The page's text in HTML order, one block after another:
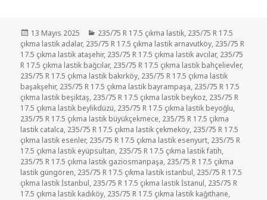
Yayın
tarihi
13 Mayıs 2025 Kategoriler
235/75 R 17.5 çıkma lastik, 235/75 R 17.5
çıkma lastik adalar, 235/75 R 17.5 çıkma lastik arnavutköy, 235/75 R
17.5 çıkma lastik ataşehir, 235/75 R 17.5 çıkma lastik avcılar, 235/75
R 17.5 çıkma lastik bağcılar, 235/75 R 17.5 çıkma lastik bahçelievler,
235/75 R 17.5 çıkma lastik bakırköy, 235/75 R 17.5 çıkma lastik
başakşehir, 235/75 R 17.5 çıkma lastik bayrampaşa, 235/75 R 17.5
çıkma lastik beşiktaş, 235/75 R 17.5 çıkma lastik beykoz, 235/75 R
17.5 çıkma lastik beylikdüzü, 235/75 R 17.5 çıkma lastik beyoğlu,
235/75 R 17.5 çıkma lastik büyükçekmece, 235/75 R 17.5 çıkma
lastik catalca, 235/75 R 17.5 çıkma lastik çekmeköy, 235/75 R 17.5
çıkma lastik esenler, 235/75 R 17.5 çıkma lastik esenyurt, 235/75 R
17.5 çıkma lastik eyüpsultan, 235/75 R 17.5 çıkma lastik fatih,
235/75 R 17.5 çıkma lastik gaziosmanpaşa, 235/75 R 17.5 çıkma
lastik güngören, 235/75 R 17.5 çıkma lastik istanbul, 235/75 R 17.5
çıkma lastik İstanbul, 235/75 R 17.5 çıkma lastik İstanul, 235/75 R
17.5 çıkma lastik kadıköy, 235/75 R 17.5 çıkma lastik kağıthane,